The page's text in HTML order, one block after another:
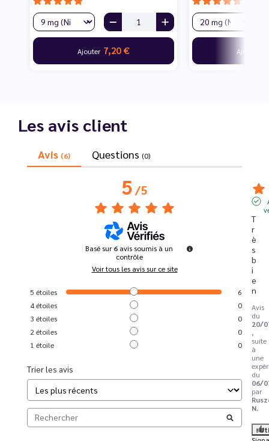
Ajouter 7,20 € Ajouter
Les avis client
Avis (6) Questions (0)
5/5
Basé sur6 avis soumis à un
contrôle
Voir tous les avis sur ce site
5 étoiles
6
4étoiles
0
3 étoiles
0
2 étoiles
0
1 étoile 0
Trier les avis
T
r
è
s
b
i
e
n
Avis
du
20/
,
suite
à
une
du
06/
par
N.